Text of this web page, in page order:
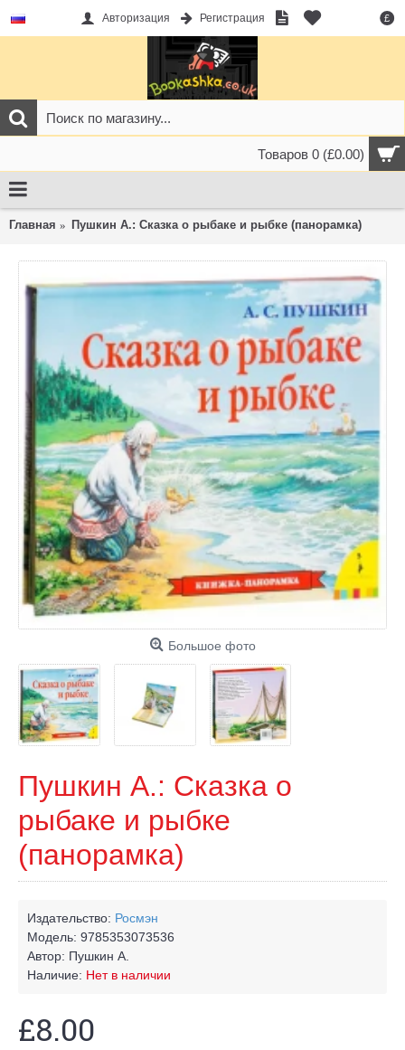
£
Авторизация Регистрация
Товаров 0 (£0.00)
Главная Пушкин А.: Сказка о рыбаке и рыбке (панорамка)
Большое фото
Пушкин А.: Сказка о
рыбаке и рыбке
(панорамка)
Издательство: Росмэн
Модель: 9785353073536
Автор: Пушкин А.
Наличие: Нет в наличии
£8.00